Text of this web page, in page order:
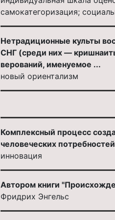
самокатегоризация;
Нетрадиционные культы
СНГ (среди них —
верований, именуемое ...
новый ориентализм
Комплексный процесс
человеческих
инновация
Автором книги
Фридрих Энгельс